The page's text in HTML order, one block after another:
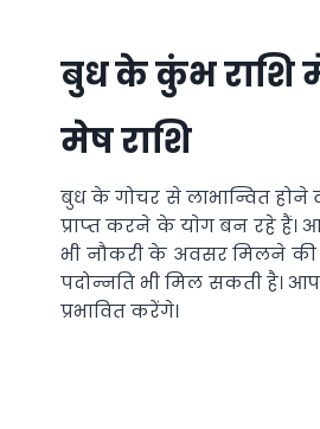
बुध के कुंभ राशि
मेष राशि
बुध के गोचर से लाभान्वित होने
प्राप्‍त करने के याेग बन रहे
भी नौकरी के अवसर मिलने
पदोन्‍नति भी मिल सकती है।
प्रभावित करेंगे।